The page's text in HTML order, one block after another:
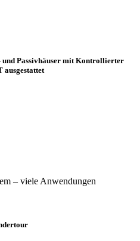
Passivhäuser mit Kontrollierter
ausgestattet
– viele Anwendungen